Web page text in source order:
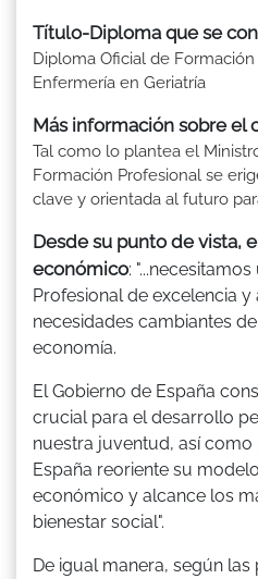
Título-Diploma que se
Diploma Oficial de
Enfermería en Geriatría
Más información sobre el
Tal como lo plantea el
Formación Profesional se
clave y orientada al futuro
Desde su punto de vista,
económico:
Profesional de excelencia y
necesidades cambiantes
economía.
El Gobierno de España
crucial para el desarrollo
nuestra juventud, así
España reoriente su
económico y alcance los
bienestar social".
De igual manera, según